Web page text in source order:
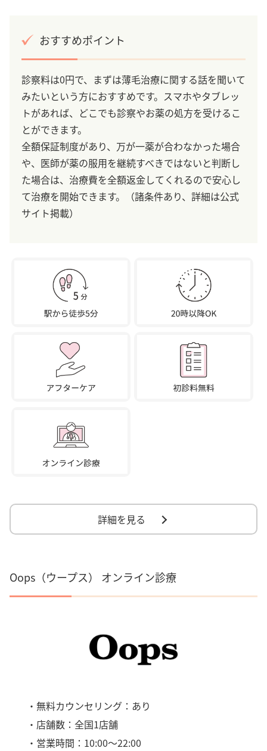
おすすめポイント
診察料は0円で、まずは薄毛治療に関する話を聞いて
みたいという方におすすめです。スマホやタブレッ
トがあれば、どこでも診察やお薬の処方を受けるこ
とができます。
全額保証制度があり、万が一薬が合わなかった場合
や、医師が薬の服用を継続すべきではないと判断し
た場合は、治療費を全額返金してくれるので安心し
て治療を開始できます。（諸条件あり、詳細は公式
サイト掲載）
詳細を見る
Oops（ウープス） オンライン診療
・無料カウンセリング：あり
・店舗数：全国1店舗
・営業時間：10:00～22:00